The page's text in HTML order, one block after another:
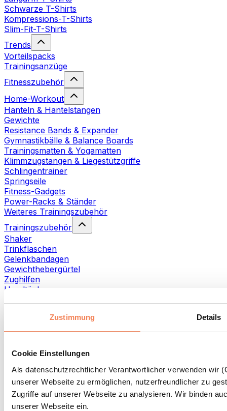
Zustimmung Details
Cookie Einstellungen
Als datenschutzrechtlicher Verantwortlicher verwenden wir
unserer Webseite zu ermöglichen, nutzerfreundlicher zu
Zugriffe auf unserer Webseite zu analysieren. Wir binden
unserer Webseite ein.
Schwarze T-Shirts
Kompressions-T-Shirts
Slim-Fit-T-Shirts
Trends
Vorteilspacks
Trainingsanzüge
Fitnesszubehör
Home-Workout
Hanteln & Hantelstangen
Gewichte
Resistance Bands & Expander
Gymnastikbälle & Balance Boards
Trainingsmatten & Yogamatten
Klimmzugstangen & Liegestützgriffe
Schlingentrainer
Springseile
Fitness-Gadgets
Power-Racks & Ständer
Weiteres Trainingszubehör
Trainingszubehör
Shaker
Trinkflaschen
Gelenkbandagen
Gewichthebergürtel
Zughilfen
Handtücher
Faszien- und Massagerollen
Weitere Rehabilitationshilfen
Taschen & Rucksäcke
Essenstaschen und Meal-Prep-Zubehör
Sporttaschen